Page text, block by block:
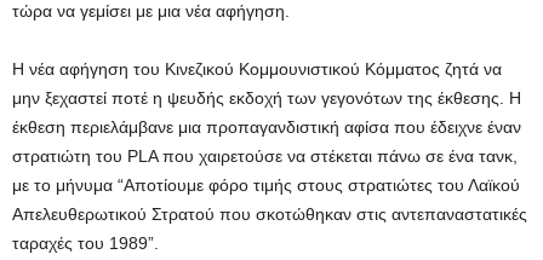
τώρα να γεμίσει με μια νέα αφήγηση.
Η νέα αφήγηση του Κινεζικού Κομμουνιστικού Κόμματος ζητά να
μην ξεχαστεί ποτέ η ψευδής εκδοχή των γεγονότων της έκθεσης. Η
έκθεση περιελάμβανε μια προπαγανδιστική αφίσα που έδειχνε έναν
στρατιώτη του PLA που χαιρετούσε να στέκεται πάνω σε ένα τανκ,
με το μήνυμα “Αποτίουμε φόρο τιμής στους στρατιώτες του Λαϊκού
Απελευθερωτικού Στρατού που σκοτώθηκαν στις αντεπαναστατικές
ταραχές του 1989”.